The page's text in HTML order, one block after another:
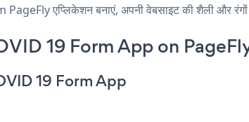
एप्लिकेशन बनाएं, अपनी वेबसाइट की शैली और
19 Form App on
19 Form App